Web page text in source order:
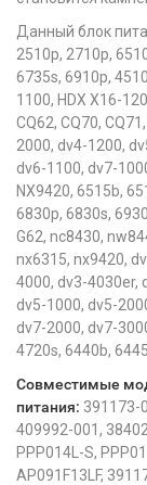
Данный блок
2510p, 2710p,
6735s, 6910p,
1100, HDX X16-
CQ62, CQ70,
2000, dv4-1200,
dv6-1100, dv7-
NX9420, 6515b,
6830p, 6830s,
G62, nc8430,
nx6315, nx9420,
4000, dv3-4030er,
dv5-1000, dv5-
dv7-2000, dv7-
4720s, 6440b,
Совместимые
питания: 391173-
409992-001,
PPP014L-S,
AP091F13LF,